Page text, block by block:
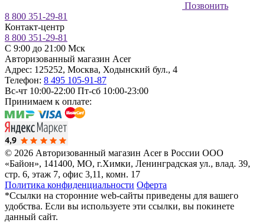
Позвонить
8 800 351-29-81
Контакт-центр
8 800 351-29-81
C 9:00 до 21:00 Мск
Авторизованный магазин Acer
Адрес: 125252, Москва, Ходынский бул., 4
Телефон: 8 495 105-91-87
Вс-чт 10:00-22:00 Пт-сб 10:00-23:00
Принимаем к оплате:
© 2026 Авторизованный магазин Acer в России ООО
«Байон», 141400, МО, г.Химки, Ленинградская ул., влад. 39,
стр. 6, этаж 7, офис 3,11, комн. 17
Политика конфиденциальности Оферта
*Ссылки на сторонние web-сайты приведены для вашего
удобства. Если вы используете эти ссылки, вы покинете
данный сайт.